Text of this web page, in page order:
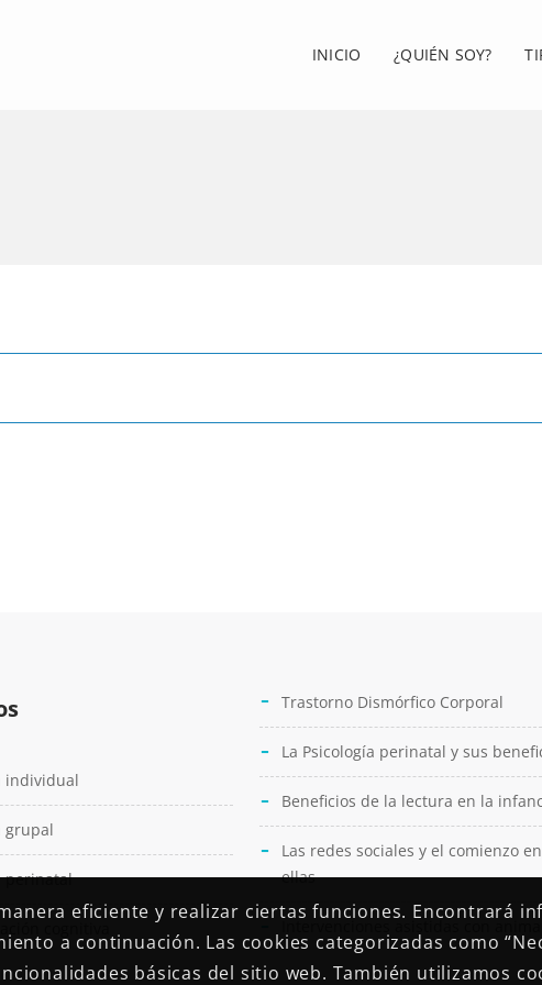
INICIO ¿QUIÉN SOY?
individual
grupal
perinatal
Trastorno Dismórfico Corporal
La Psicología perinatal y sus
Beneficios de la lectura en la
Las redes sociales y el comienzo en
ellas
eficiente y realizar ciertas funciones. Encontrará
a continuación. Las cookies categorizadas como
básicas del sitio web. También utilizamos